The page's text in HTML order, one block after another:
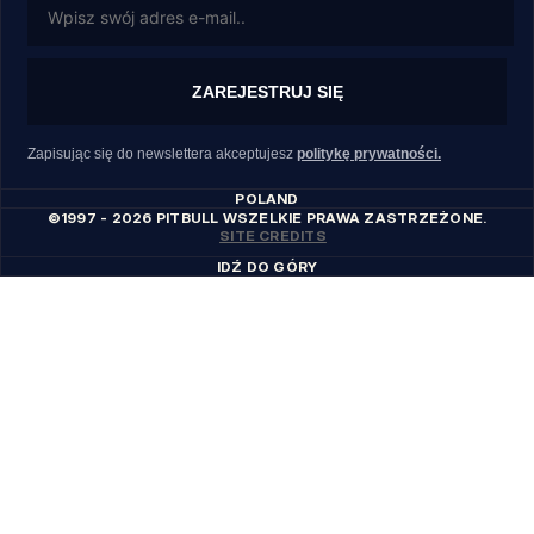
ZAREJESTRUJ SIĘ
Zapisując się do newslettera akceptujesz politykę prywatności.
POLAND
©1997 - 2026 PITBULL WSZELKIE PRAWA ZASTRZEŻONE.
SITE CREDITS
IDŹ DO GÓRY